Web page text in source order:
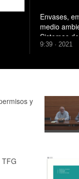
Envases,
medio
Sistemas
residuos
9:39 · 2021
y
TFG